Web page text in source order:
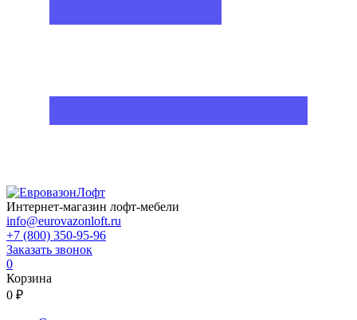
Интернет-магазин лофт-мебели
info@eurovazonloft.ru
+7 (800) 350-95-96
Заказать звонок
0
Корзина
0 ₽